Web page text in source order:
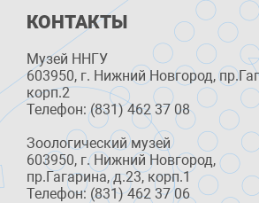
КОНТАКТЫ
Музей ННГУ
603950, г. Нижний Новгород,
корп.2
Телефон: (831) 462 37 08
Зоологический музей
603950, г. Нижний Новгород,
пр.Гагарина, д.23, корп.1
Телефон: (831) 462 37 06